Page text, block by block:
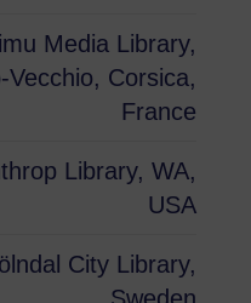
Media Library,
Vecchio, Corsica,
France
Library, WA,
USA
City Library,